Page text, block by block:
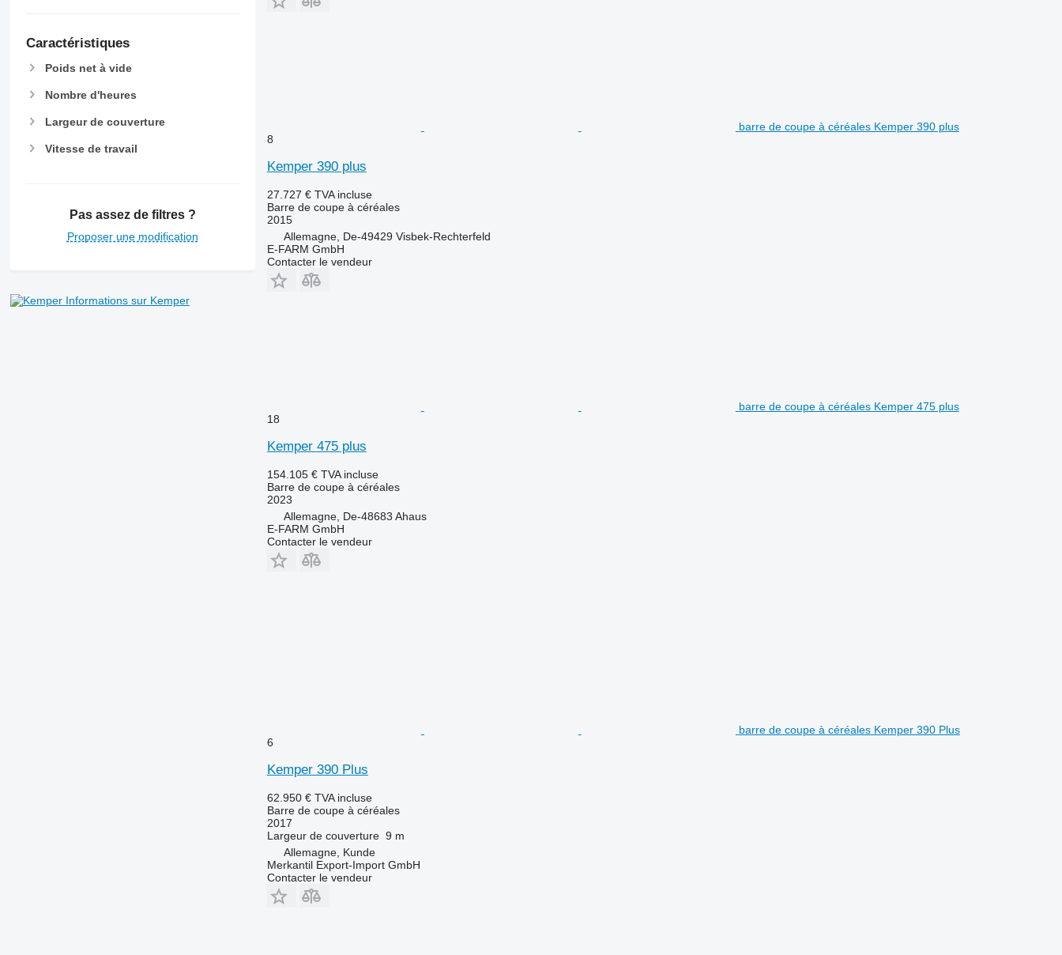
Caractéristiques
Poids net à vide
Nombre d'heures
Largeur de couverture
Vitesse de travail
Pas assez de filtres ?
Proposer une modification
Informations sur Kemper
barre de coupe à céréales Kemper 390 plus
8
Kemper 390 plus
27.727 € TVA incluse
Barre de coupe à céréales
2015
Allemagne, De-49429 Visbek-Rechterfeld
E-FARM GmbH
Contacter le vendeur
barre de coupe à céréales Kemper 475 plus
18
Kemper 475 plus
154.105 € TVA incluse
Barre de coupe à céréales
2023
Allemagne, De-48683 Ahaus
E-FARM GmbH
Contacter le vendeur
barre de coupe à céréales Kemper 390 Plus
6
Kemper 390 Plus
62.950 € TVA incluse
Barre de coupe à céréales
2017
Largeur de couverture 9 m
Allemagne, Kunde
Merkantil Export-Import GmbH
Contacter le vendeur